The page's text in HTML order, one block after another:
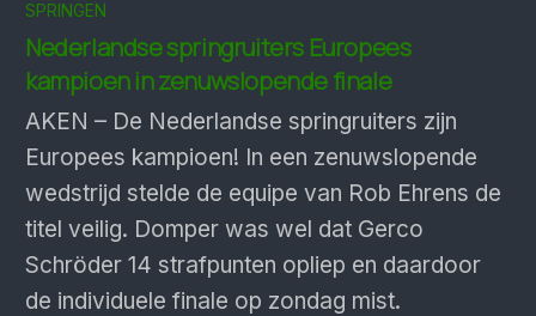
SPRINGEN
Nederlandse springruiters Europees
kampioen in zenuwslopende finale
AKEN – De Nederlandse springruiters zijn
Europees kampioen! In een zenuwslopende
wedstrijd stelde de equipe van Rob Ehrens de
titel veilig. Domper was wel dat Gerco
Schröder 14 strafpunten opliep en daardoor
de individuele finale op zondag mist.